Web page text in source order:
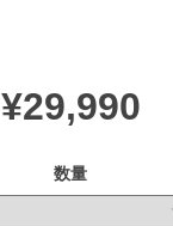
¥29,990
数量